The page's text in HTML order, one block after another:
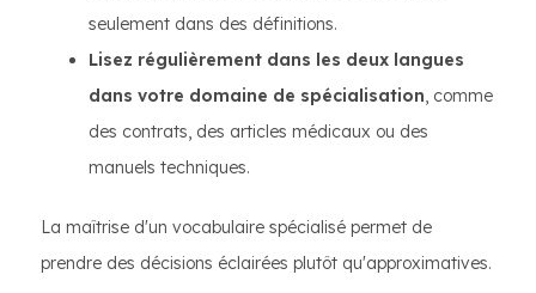
seulement dans des définitions.
Lisez régulièrement dans les deux langues
dans votre domaine de spécialisation, comme
des contrats, des articles médicaux ou des
manuels techniques.
La maîtrise d'un vocabulaire spécialisé permet de
prendre des décisions éclairées plutôt qu'approximatives.